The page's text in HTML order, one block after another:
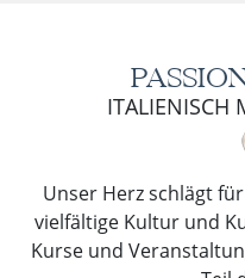
ITALIENISCH
Unser Herz schlägt
vielfältige Kultur und
Kurse und